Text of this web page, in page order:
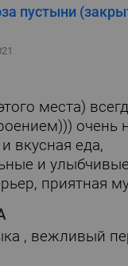
пустыни
места)
очень
вкусная еда,
и улыбчивые
приятная
, вежливый